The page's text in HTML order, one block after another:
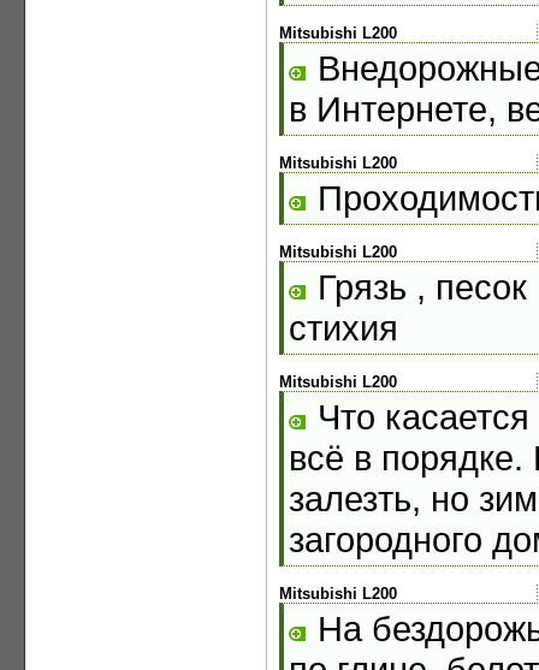
Mitsubishi L200
в Интернете,
Mitsubishi L200
Mitsubishi L200
Грязь ,
стихия
Mitsubishi L200
Что
всё в порядке.
залезть, но
загородного
Mitsubishi L200
На